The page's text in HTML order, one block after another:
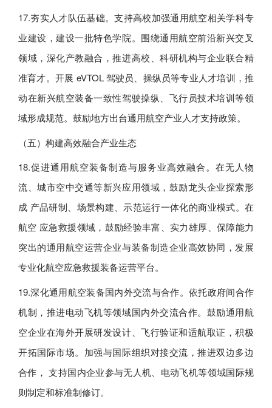
17.夯实人才队伍基础。支持高校加强通用航空相关学科专
业建设，建设一批特色学院。围绕通用航空前沿新兴交叉
领域，深化产教融合，推进高校、科研机构与企业联合精
准育才。开展 eVTOL 驾驶员、操纵员等专业人才培训，推
动在新兴航空装备一致性驾驶操纵、飞行员技术培训等领
域形成规范。鼓励地方出台通用航空产业人才支持政策。
（五）构建高效融合产业生态
18.促进通用航空装备制造与服务业高效融合。在无人物
流、城市空中交通等新兴应用领域，鼓励龙头企业探索形
成 产品研制、场景构建、示范运行一体化的商业模式。在
航空 应急救援领域，鼓励经验丰富、实力雄厚、保障能力
突出的通用航空运营企业与装备制造企业高效协同，发展
专业化航空应急救援装备运营平台。
19.深化通用航空装备国内外交流与合作。依托政府间合作
机制，推进电动飞机等领域国内外交流合作。鼓励通用航
空企业在海外开展研发设计、飞行验证和适航取证，积极
开拓国际市场。加强与国际组织对接交流，推进双边多边
合作， 支持国内企业参与无人机、电动飞机等领域国际规
则制定和标准制修订。